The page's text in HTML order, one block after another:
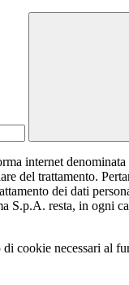
internet denominata
del trattamento.
dei dati
resta, in ogni
cookie necessari al